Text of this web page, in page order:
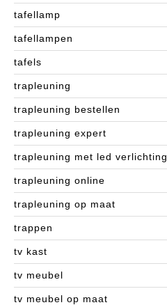
tafellamp
tafellampen
tafels
trapleuning
trapleuning bestellen
trapleuning expert
trapleuning met led verlichting
trapleuning online
trapleuning op maat
trappen
tv kast
tv meubel
tv meubel op maat